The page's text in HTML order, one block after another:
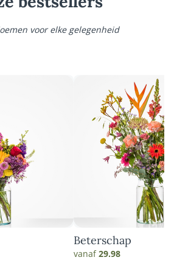
voor elke gelegenheid
Beterschap
vanaf29.98